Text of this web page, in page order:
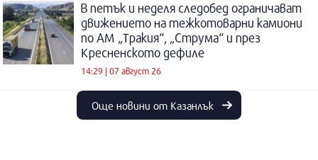
В петък и неделя следобед ограничават
движението на тежкотоварни камиони
по АМ „Тракия“, „Струма“ и през
Кресненското дефиле
14:29 | 07 август 26
Още новини от Казанлък